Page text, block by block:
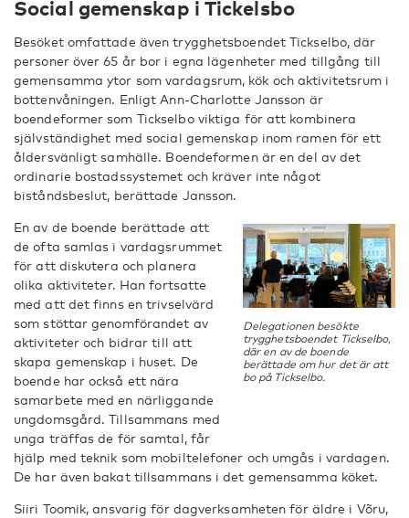
Social gemenskap i Tickelsbo
Besöket omfattade även trygghetsboendet Tickselbo, där
personer över 65 år bor i egna lägenheter med tillgång till
gemensamma ytor som vardagsrum, kök och aktivitetsrum i
bottenvåningen. Enligt Ann-Charlotte Jansson är
boendeformer som Tickselbo viktiga för att kombinera
självständighet med social gemenskap inom ramen för ett
åldersvänligt samhälle. Boendeformen är en del av det
ordinarie bostadssystemet och kräver inte något
biståndsbeslut, berättade Jansson.
Delegationen besökte
trygghetsboendet Tickselbo,
där en av de boende
berättade om hur det är att
bo på Tickselbo.
En av de boende berättade att
de ofta samlas i vardagsrummet
för att diskutera och planera
olika aktiviteter. Han fortsatte
med att det finns en trivselvärd
som stöttar genomförandet av
aktiviteter och bidrar till att
skapa gemenskap i huset. De
boende har också ett nära
samarbete med en närliggande
ungdomsgård. Tillsammans med
unga träffas de för samtal, får
hjälp med teknik som mobiltelefoner och umgås i vardagen.
De har även bakat tillsammans i det gemensamma köket.
Siiri Toomik, ansvarig för dagverksamheten för äldre i Võru,